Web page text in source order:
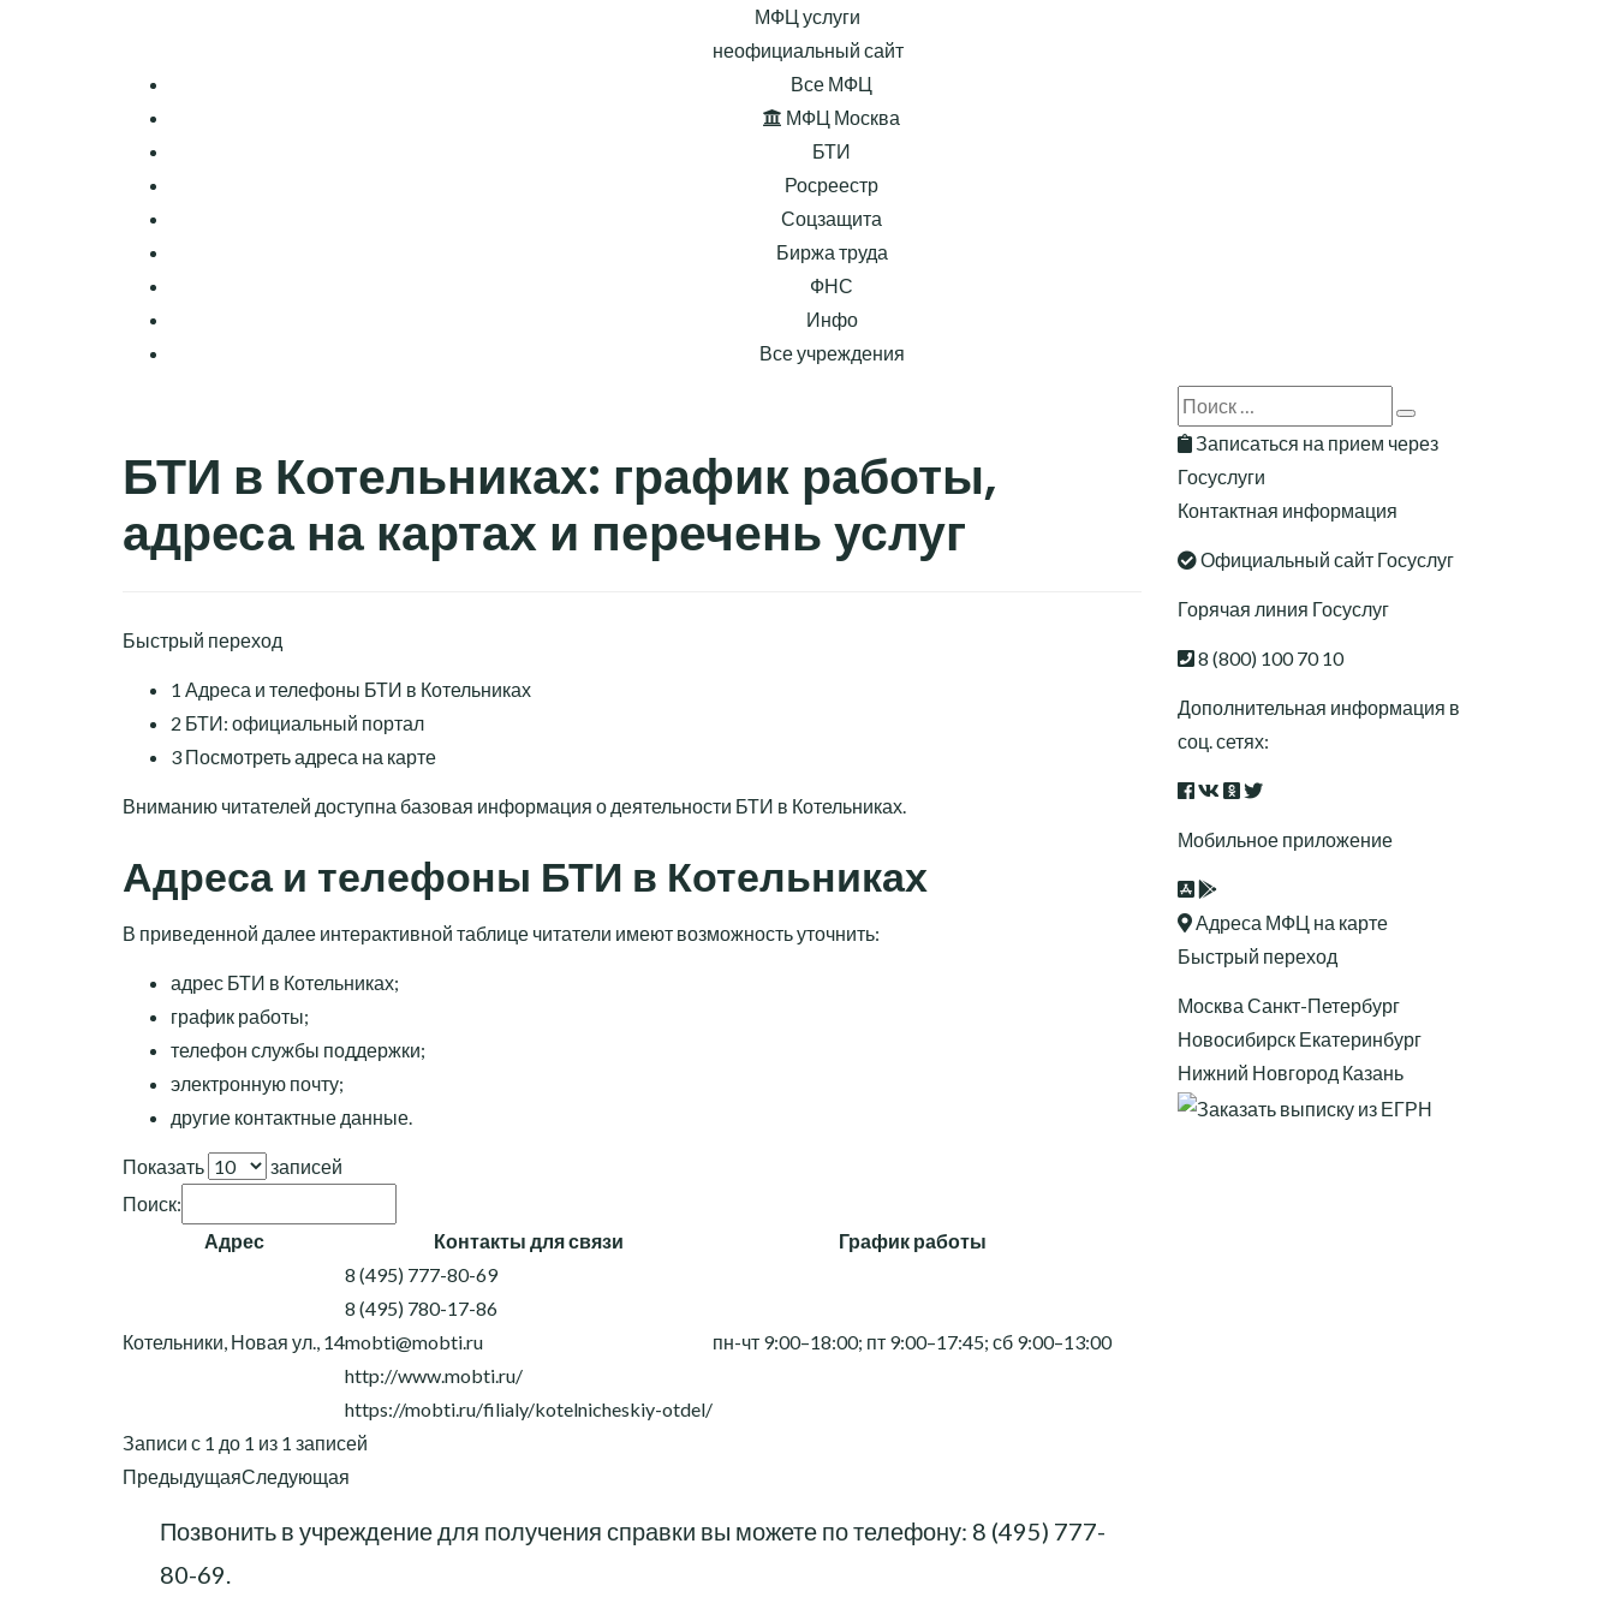
МФЦ услуги
неофициальный сайт
Все МФЦ
МФЦ Москва
БТИ
Росреестр
Соцзащита
Биржа труда
ФНС
Инфо
Все учреждения
БТИ в Котельниках: график работы,
адреса на картах и перечень услуг
Быстрый переход
1 Адреса и телефоны БТИ в Котельниках
2 БТИ: официальный портал
3 Посмотреть адреса на карте
Вниманию читателей доступна базовая информация о деятельности БТИ в Котельниках.
Адреса и телефоны БТИ в Котельниках
В приведенной далее интерактивной таблице читатели имеют возможность уточнить:
адрес БТИ в Котельниках;
график работы;
телефон службы поддержки;
электронную почту;
другие контактные данные.
Показать
записей
Поиск:
Адрес
Контакты для связи График работы
Котельники, Новая ул., 14
8 (495) 777-80-69
8 (495) 780-17-86
mobti@mobti.ru
http://www.mobti.ru/
https://mobti.ru/filialy/kotelnicheskiy-otdel/
пн-чт 9:00–18:00; пт 9:00–17:45; сб 9:00–13:00
Записи с 1 до 1 из 1 записей
ПредыдущаяСледующая
Позвонить в учреждение для получения справки вы можете по телефону: 8 (495) 777-
80-69.
Search
for:Записаться на прием через
Госуслуги
Контактная информация
Официальный сайт Госуслуг
Горячая линия Госуслуг
8 (800) 100 70 10
Дополнительная информация в
соц. сетях:
Мобильное приложение
Адреса МФЦ на карте
Быстрый переход
Москва Санкт-Петербург
Новосибирск Екатеринбург
Нижний Новгород Казань